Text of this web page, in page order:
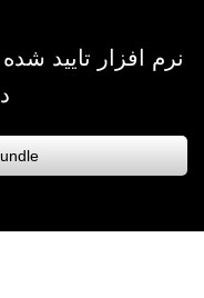
نرم افزار تایید